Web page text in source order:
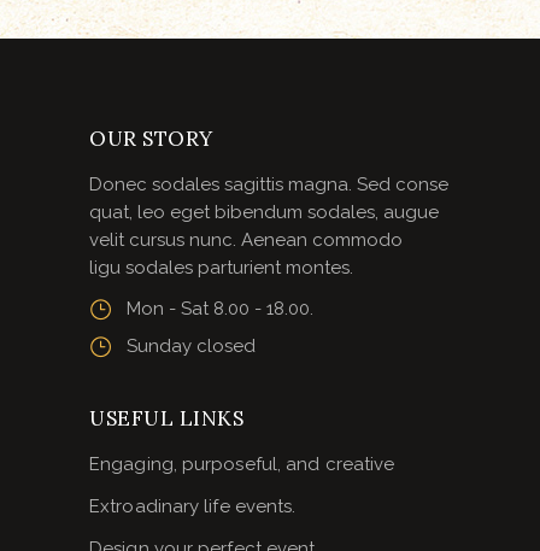
OUR STORY
Donec sodales sagittis magna. Sed conse
quat, leo eget bibendum sodales, augue
velit cursus nunc. Aenean commodo
ligu sodales parturient montes.
Mon - Sat 8.00 - 18.00.
Sunday closed
USEFUL LINKS
Engaging, purposeful, and creative
Extroadinary life events.